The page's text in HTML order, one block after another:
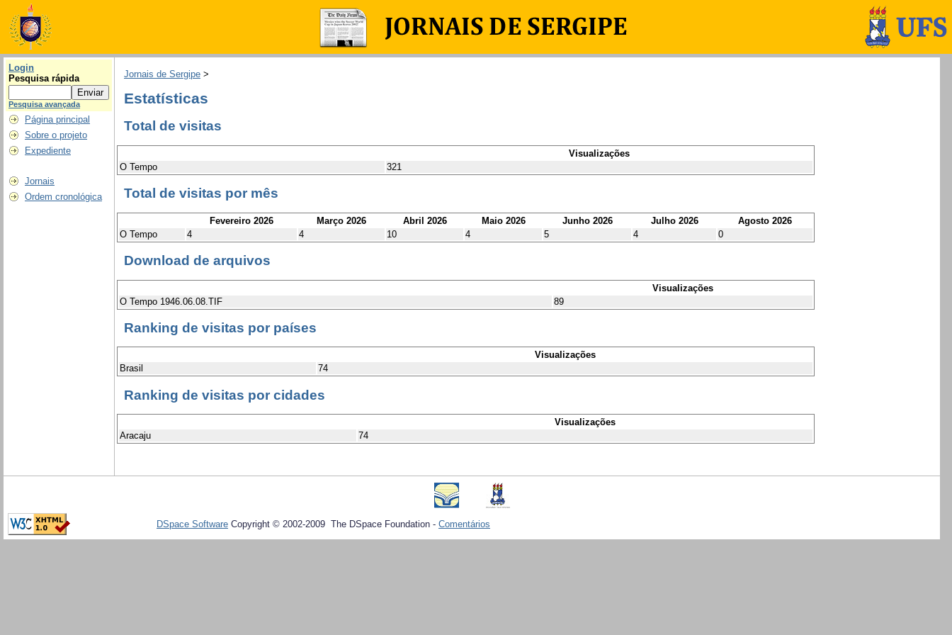
Login
Pesquisa rápida
Pesquisa avançada
Página principal
Sobre o projeto
Expediente
Jornais
Ordem cronológica
Jornais de Sergipe >
Estatísticas
Total de visitas
Visualizações
O Tempo
321
Total de visitas por mês
Fevereiro 2026 Março 2026 Abril 2026 Maio 2026 Junho 2026 Julho 2026
Agosto 2026
O Tempo
4 4 10 4 5 4 0
Download de arquivos
Visualizações
O Tempo 1946.06.08.TIF
89
Ranking de visitas por países
Visualizações
Brasil
74
Ranking de visitas por cidades
Visualizações
Aracaju
74
DSpace Software Copyright © 2002-2009 The DSpace Foundation - Comentários